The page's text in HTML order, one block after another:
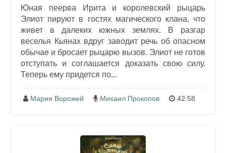
Юная пеерва Ирита и королевский рыцарь
Элиот пируют в гостях магического клана, что
живет в далеких южных землях. В разгар
веселья Кьянах вдруг заводит речь об опасном
обычае и бросает рыцарю вызов. Элиот не готов
отступать и соглашается доказать свою силу.
Теперь ему придется по...
Мария Ворожей Михаил Прокопов 42:58